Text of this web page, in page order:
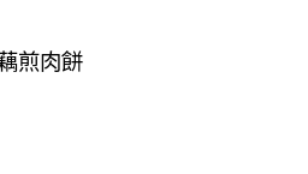
煎肉餅